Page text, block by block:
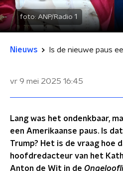
foto: ANP/Radio 1
Nieuws
vr 9 mei 2025 16:45
Lang was het ondenkbaar,
een Amerikaanse paus. Is
Trump? Het is de vraag hoe
hoofdredacteur van het
Anton de Wit in de